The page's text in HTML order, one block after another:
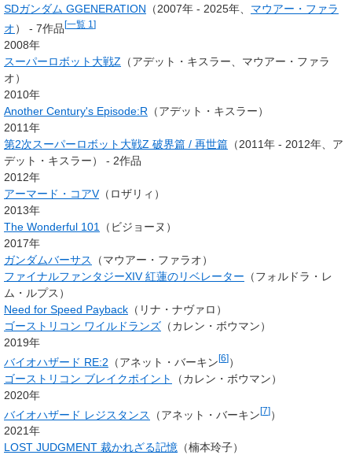
SDガンダム GGENERATION （2007年 - 2025年、 マウアー・ファラ
オ） - 7作品[一覧 1 ]
2008年
スーパーロボット大戦Z （アデット・キスラー、マウアー・ファラ
オ）
2010年
Another Century's Episode:R （アデット・キスラー）
2011年
第2次スーパーロボット大戦Z 破界篇 / 再世篇 （2011年 - 2012年、ア
デット・キスラー） - 2作品
2012年
アーマード・コアV（ ロザリィ ）
2013年
The Wonderful 101
（ビジョーヌ）
2017年
ガンダムバーサス
（マウアー・ファラオ）
ファイナルファンタジーXIV 紅蓮のリベレーター （フォルドラ・レ
ム・ルプス）
Need for Speed Payback （リナ・ナヴァロ）
ゴーストリコン ワイルドランズ （カレン・ボウマン）
2019年
バイオハザード RE:2 （アネット・バーキン[6]）
ゴーストリコン ブレイクポイント
（カレン・ボウマン）
2020年
バイオハザード レジスタンス
（アネット・バーキン[7]）
2021年
LOST JUDGMENT 裁かれざる記憶 （楠本玲子）